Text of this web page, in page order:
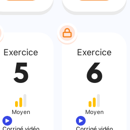
Exercice
5
Moyen
Exercice
6
Moyen